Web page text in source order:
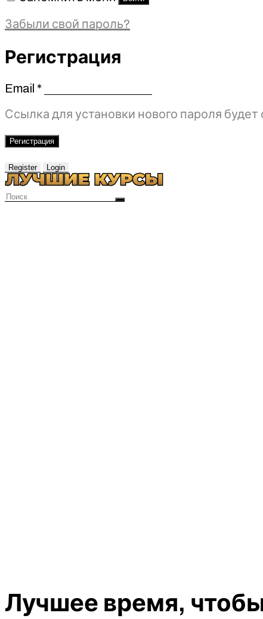
Забыли свой пароль?
Регистрация
Email *Обязательно
Ссылка для установки нового пароля
Регистрация
Register Login
Лучшее время,